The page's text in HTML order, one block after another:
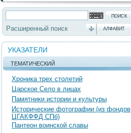
Расширенный поиск АЛФАВИТ
УКАЗАТЕЛИ
ТЕМАТИЧЕСКИЙ
Хроника трех столетий
Царское Село в лицах
Памятники истории и культуры
Исторические фотографии (из фондов
ЦГАКФФД СПб)
Пантеон воинской славы